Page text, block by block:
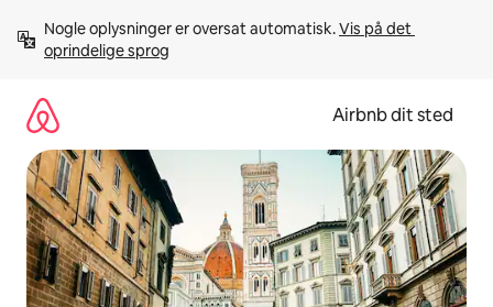
videre
Nogle oplysninger er oversat automatisk. Vis på det
oprindelige sprog
Airbnb dit sted